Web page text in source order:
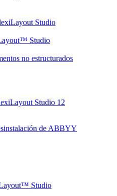
Studio
Studio
no estructurados
Studio 12
de ABBYY
Studio